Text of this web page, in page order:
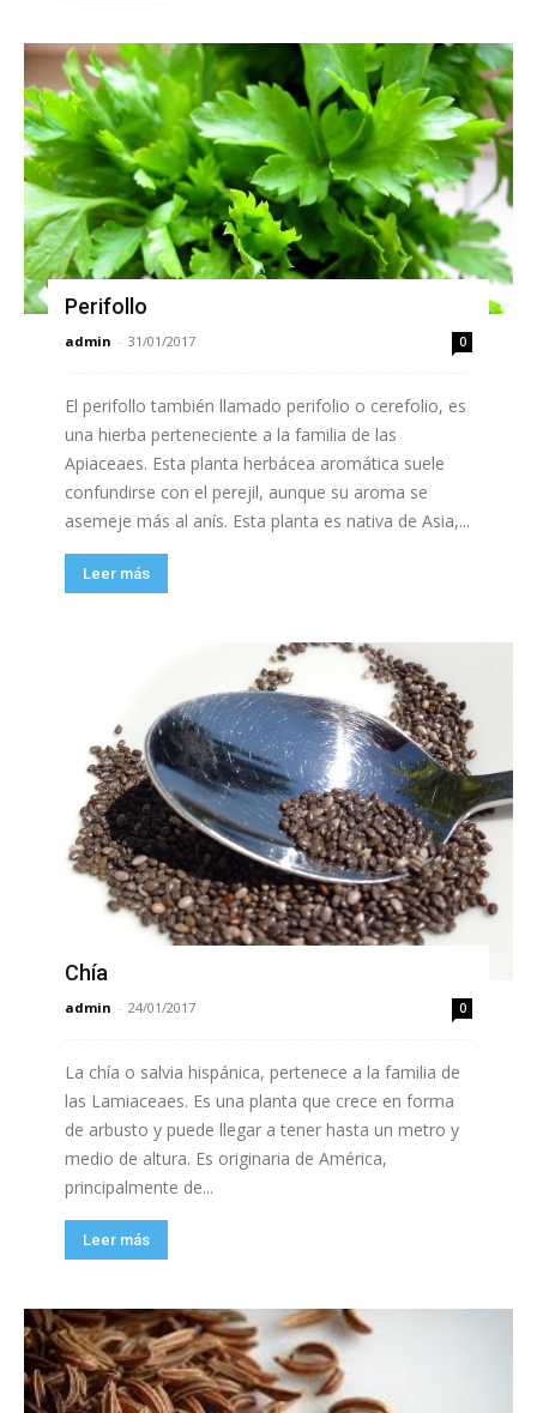
Perifollo
admin - 31/01/2017 0
El perifollo también llamado perifolio o cerefolio, es
una hierba perteneciente a la familia de las
Apiaceaes. Esta planta herbácea aromática suele
confundirse con el perejil, aunque su aroma se
asemeje más al anís. Esta planta es nativa de Asia,...
Leer más
Chía
admin - 24/01/2017 0
La chía o salvia hispánica, pertenece a la familia de
las Lamiaceaes. Es una planta que crece en forma
de arbusto y puede llegar a tener hasta un metro y
medio de altura. Es originaria de América,
principalmente de...
Leer más